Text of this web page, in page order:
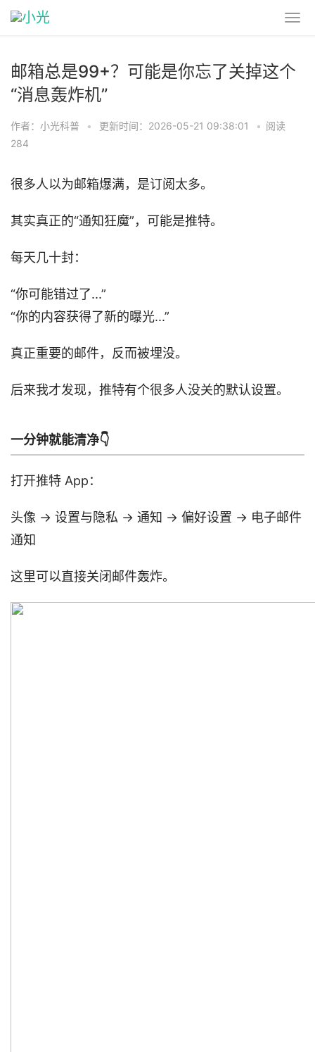
邮箱总是99+？可能是你忘了关掉这个
“消息轰炸机”
作者：小光科普 • 更新时间：2026-05-21 09:38:01 • 阅读
284
很多人以为邮箱爆满，是订阅太多。
其实真正的“通知狂魔”，可能是推特。
每天几十封：
“你可能错过了...”
“你的内容获得了新的曝光...”
真正重要的邮件，反而被埋没。
后来我才发现，推特有个很多人没关的默认设置。
一分钟就能清净👇
打开推特 App：
头像 → 设置与隐私 → 通知 → 偏好设置 → 电子邮件
通知
这里可以直接关闭邮件轰炸。